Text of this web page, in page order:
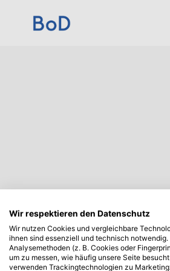
Wir respektieren den Datenschutz
Wir nutzen Cookies und vergleichbare
ihnen sind essenziell und technisch
Analysemethoden (z. B. Cookies oder
um zu messen, wie häufig unsere Seite
verwenden Trackingtechnologien zu